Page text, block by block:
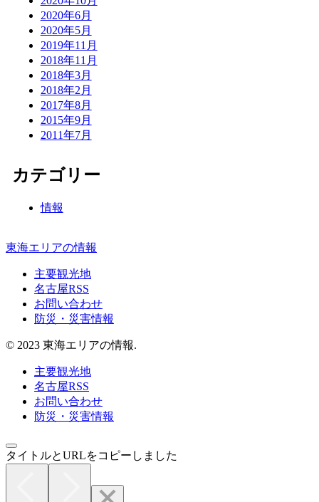
2020年6月
2020年5月
2019年11月
2018年11月
2018年3月
2018年2月
2017年8月
2015年9月
2011年7月
カテゴリー
情報
東海エリアの情報
主要観光地
名古屋RSS
お問い合わせ
防災・災害情報
© 2023 東海エリアの情報.
主要観光地
名古屋RSS
お問い合わせ
防災・災害情報
タイトルとURLをコピーしました